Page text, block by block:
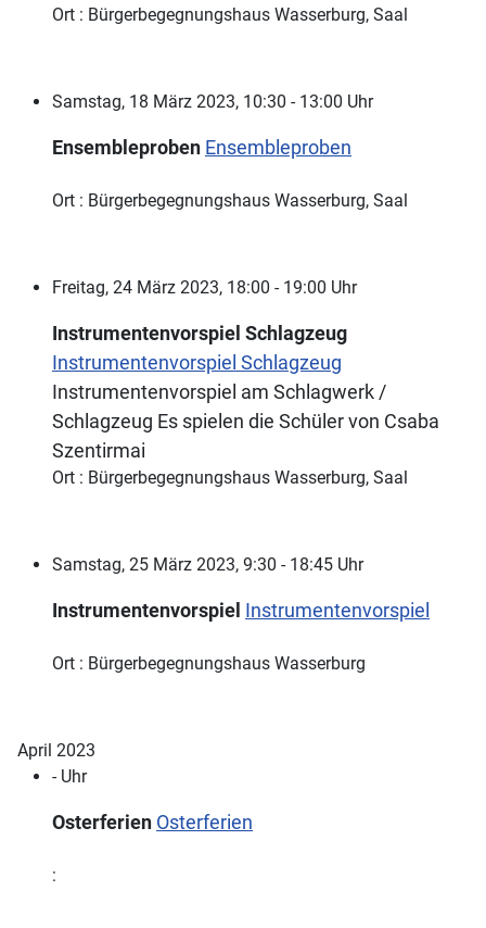
Ort : Bürgerbegegnungshaus Wasserburg, Saal
Samstag, 18 März 2023, 10:30 - 13:00 Uhr
Ensembleproben Ensembleproben
Ort : Bürgerbegegnungshaus Wasserburg, Saal
Freitag, 24 März 2023, 18:00 - 19:00 Uhr
Instrumentenvorspiel Schlagzeug
Instrumentenvorspiel Schlagzeug
Instrumentenvorspiel am Schlagwerk /
Schlagzeug Es spielen die Schüler von Csaba
Szentirmai
Ort : Bürgerbegegnungshaus Wasserburg, Saal
Samstag, 25 März 2023, 9:30 - 18:45 Uhr
Instrumentenvorspiel Instrumentenvorspiel
Ort : Bürgerbegegnungshaus Wasserburg
April 2023
- Uhr
Osterferien Osterferien
: